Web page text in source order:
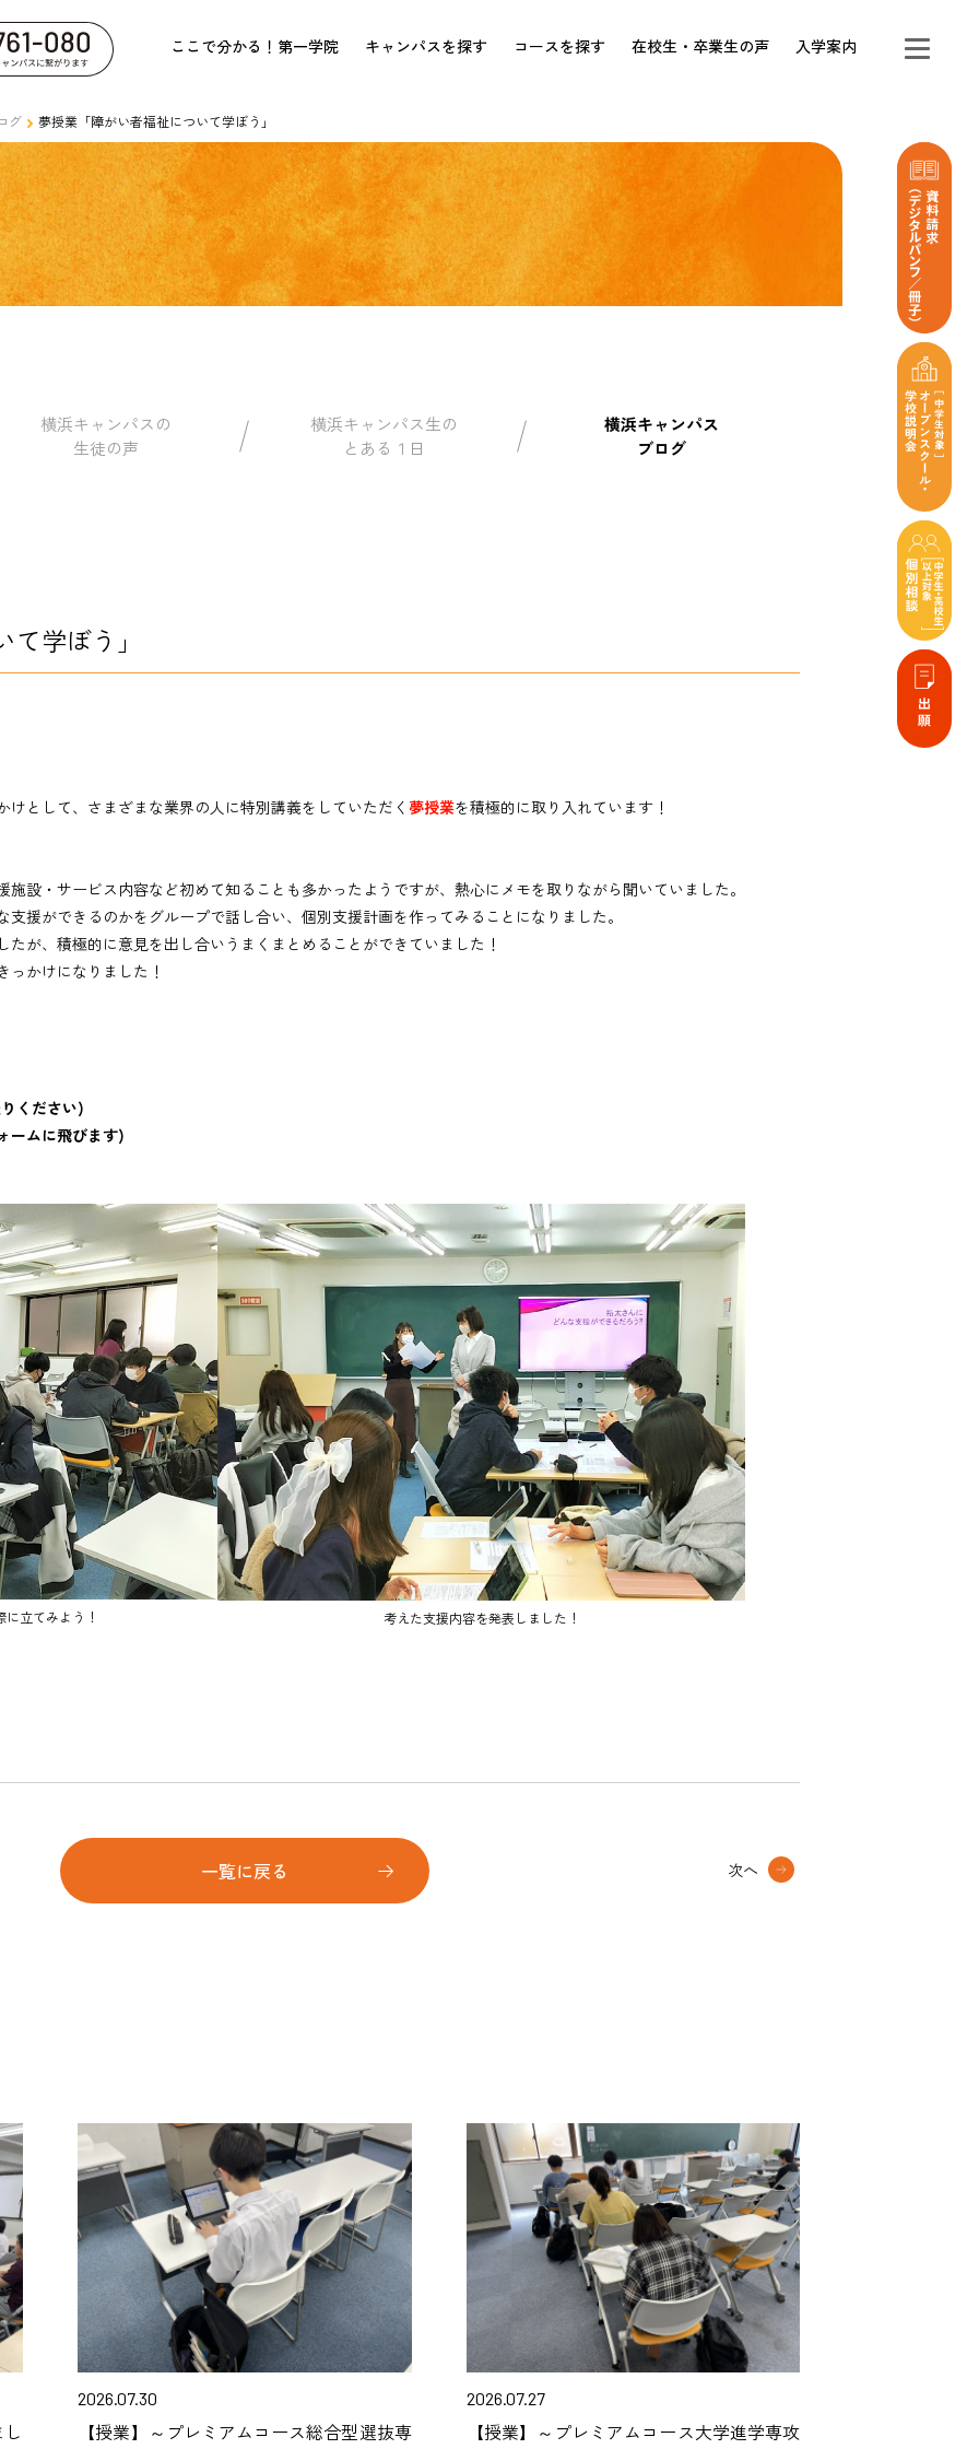
ここで分かる！第一学院 キャンパスを探す コースを探す 在校生・卒業生の声 入学案内
グ 夢授業「障がい者福祉について学ぼう」
横浜キャンパスの
生徒の声
横浜キャンパス生の
とある１日
横浜キャンパス
ブログ
学ぼう」
けとして、さまざまな業界の人に特別講義をしていただく 夢授業を積極的に取り入れています！
設・サービス内容など初めて知ることも多かったようですが、熱心にメモを取りながら聞いていました。
援ができるのかをグループで話し合い、個別支援計画を作ってみることになりました。
が、積極的に意見を出し合いうまくまとめることができていました！
っかけになりました！
ください)
ームに飛びます)
立てみよう！ 考えた支援内容を発表しました！
一覧に戻る 次へ
2026.07.30
【授業】～プレミアムコース総合型選抜専
2026.07.27
【授業】～プレミアムコース大学進学専攻